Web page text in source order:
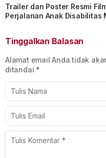
Trailer dan Poster Resmi
Perjalanan Anak Disabilitas
Tinggalkan Balasan
Alamat email Anda tidak
ditandai *